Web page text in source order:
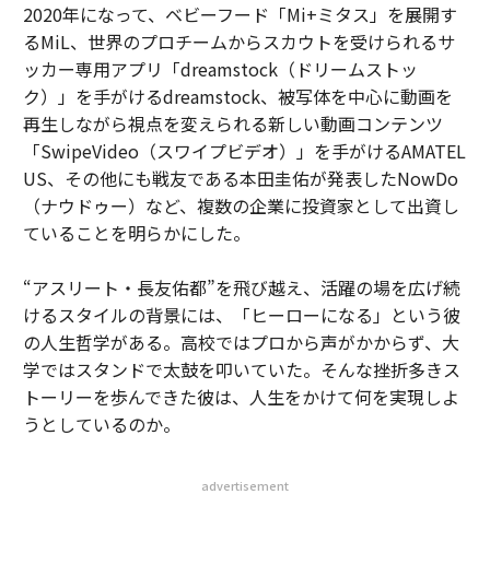
2020年になって、ベビーフード「Mi+ミタス」を展開す
るMiL、世界のプロチームからスカウトを受けられるサ
ッカー専用アプリ「dreamstock（ドリームストッ
ク）」を手がけるdreamstock、被写体を中心に動画を
再生しながら視点を変えられる新しい動画コンテンツ
「SwipeVideo（スワイプビデオ）」を手がけるAMATEL
US、その他にも戦友である本田圭佑が発表したNowDo
（ナウドゥー）など、複数の企業に投資家として出資し
ていることを明らかにした。
“アスリート・長友佑都”を飛び越え、活躍の場を広げ続
けるスタイルの背景には、「ヒーローになる」という彼
の人生哲学がある。高校ではプロから声がかからず、大
学ではスタンドで太鼓を叩いていた。そんな挫折多きス
トーリーを歩んできた彼は、人生をかけて何を実現しよ
うとしているのか。
advertisement